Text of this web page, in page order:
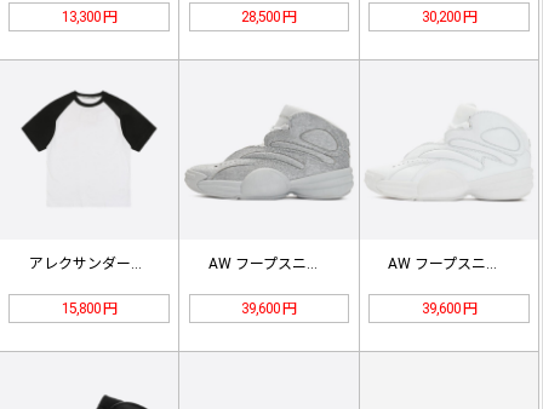
13,300 円 28,500 円 30,200 円
15,800 円 39,600 円 39,600 円